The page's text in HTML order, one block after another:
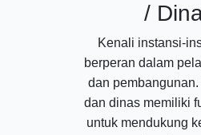
/
Kenali instansi-
berperan dalam
dan
dan dinas memiliki
untuk mendukung